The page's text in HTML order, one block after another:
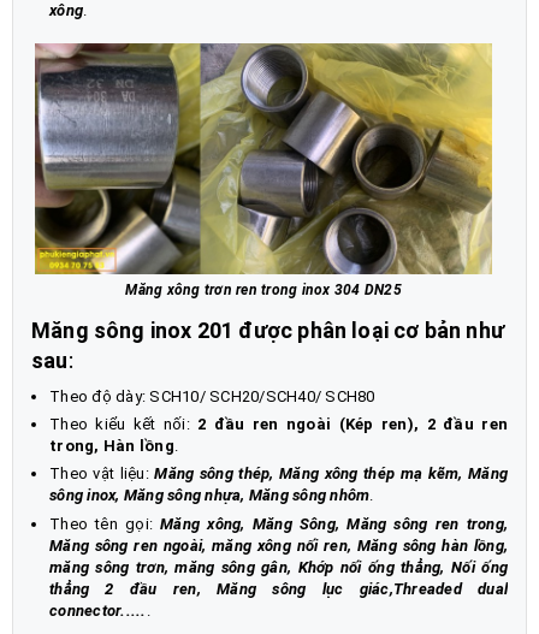
xông.
Măng xông trơn ren trong inox 304 DN25
Măng sông inox 201 được phân loại cơ bản như
sau:
Theo độ dày: SCH10/ SCH20/SCH40/ SCH80
Theo kiểu kết nối: 2 đầu ren ngoài (Kép ren), 2 đầu ren
trong, Hàn lồng.
Theo vật liệu:Măng sông thép, Măng xông thép mạ kẽm, Măng
sông inox, Măng sông nhựa, Măng sông nhôm.
Theo tên gọi:Măng xông, Măng Sông, Măng sông ren trong,
Măng sông ren ngoài, măng xông nối ren, Măng sông hàn lồng,
măng sông trơn, măng sông gân, Khớp nối ống thẳng, Nối ống
thẳng 2 đầu ren, Măng sông lục giác,Threaded dual
connector. ....